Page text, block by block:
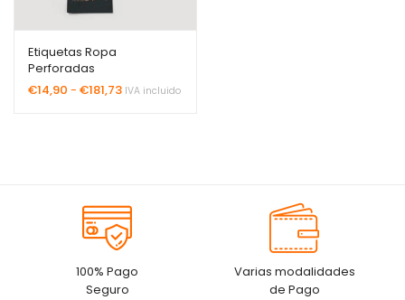
Etiquetas Ropa
Perforadas
€14,90 - €181,73Rango
IVA incluido
100% Pago
Seguro
Varias modalidades
de Pago